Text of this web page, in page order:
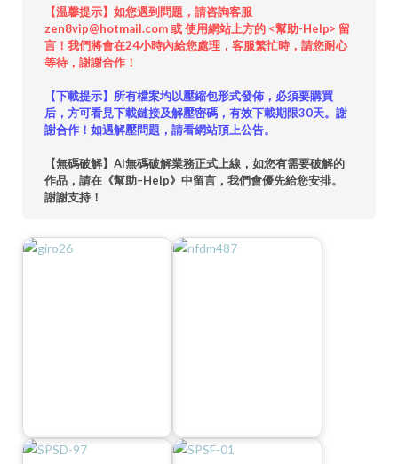
【温馨提示】如您遇到問題，請咨詢客服
zen8vip@hotmail.com 或 使用網站上方的 <幫助-Help> 留
言！我們將會在24小時內給您處理，客服繁忙時，請您耐心
等待，謝謝合作！
【下載提示】所有檔案均以壓縮包形式發佈，必須要購買
后，方可看見下載鏈接及解壓密碼，有效下載期限30天。謝
謝合作！如遇解壓問題，請看網站頂上公告。
【無碼破解】AI無碼破解業務正式上線，如您有需要破解的
作品，請在《幫助–Help》中留言，我們會優先給您安排。
謝謝支持！